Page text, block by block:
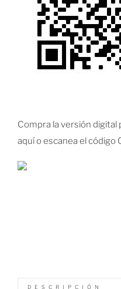
Compra la versión digital
aquí o escanea el código
DESCRIPCIÓN